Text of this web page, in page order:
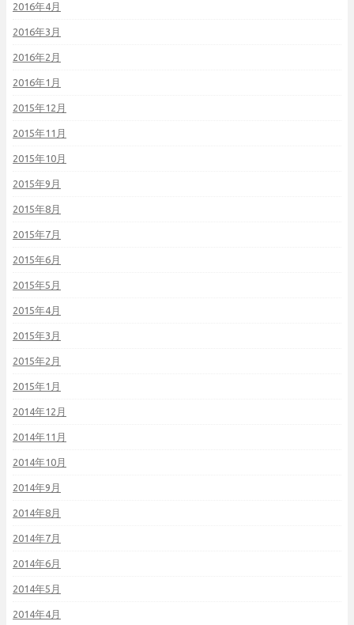
2016年4月
2016年3月
2016年2月
2016年1月
2015年12月
2015年11月
2015年10月
2015年9月
2015年8月
2015年7月
2015年6月
2015年5月
2015年4月
2015年3月
2015年2月
2015年1月
2014年12月
2014年11月
2014年10月
2014年9月
2014年8月
2014年7月
2014年6月
2014年5月
2014年4月